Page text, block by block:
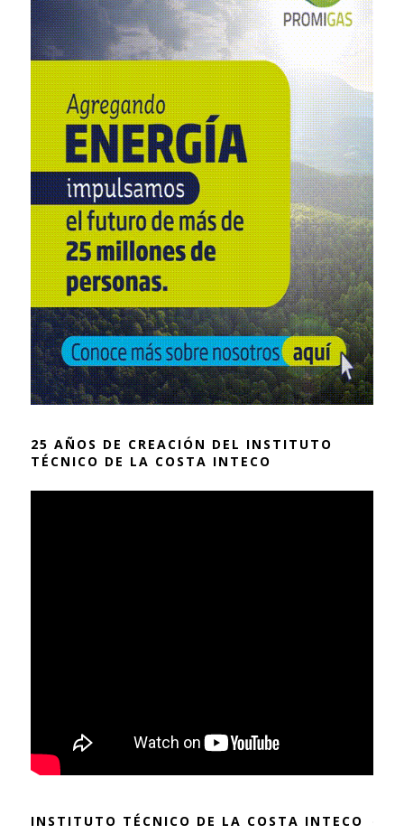
25 AÑOS DE CREACIÓN DEL INSTITUTO
TÉCNICO DE LA COSTA INTECO
INSTITUTO TÉCNICO DE LA COSTA INTECO